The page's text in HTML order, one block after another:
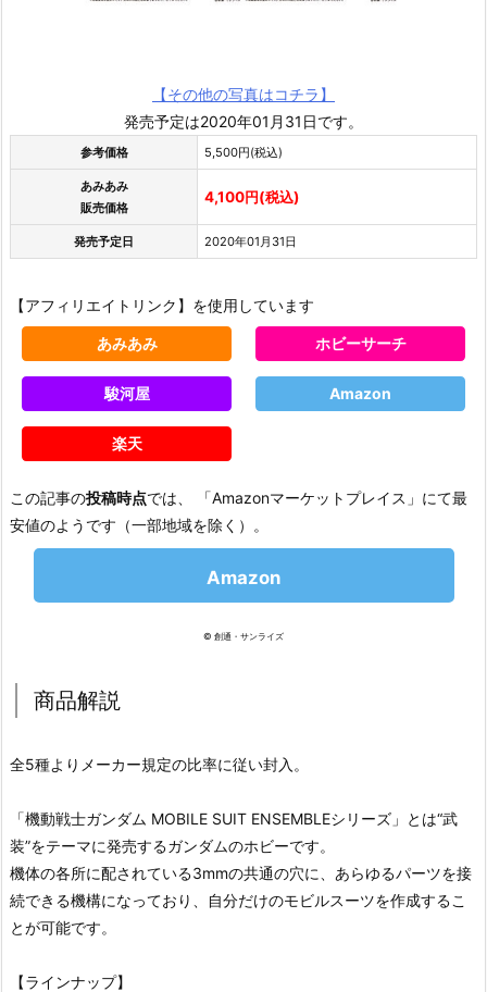
【その他の写真はコチラ】
発売予定は2020年01月31日です。
参考価格 5,500円(税込)
あみあみ
販売価格
4,100円(税込)
発売予定日 2020年01月31日
【アフィリエイトリンク】を使用しています
あみあみ ホビーサーチ
駿河屋 Amazon
楽天
この記事の投稿時点では、 「Amazonマーケットプレイス」にて最
安値のようです（一部地域を除く）。
Amazon
© 創通・サンライズ
商品解説
全5種よりメーカー規定の比率に従い封入。
「機動戦士ガンダム MOBILE SUIT ENSEMBLEシリーズ」とは“武
装”をテーマに発売するガンダムのホビーです。
機体の各所に配されている3mmの共通の穴に、あらゆるパーツを接
続できる機構になっており、自分だけのモビルスーツを作成するこ
とが可能です。
【ラインナップ】